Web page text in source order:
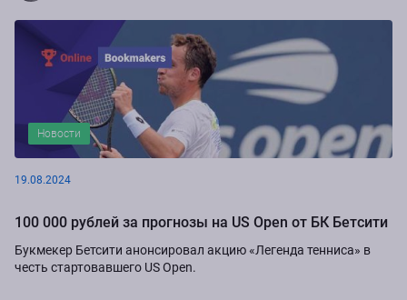
Новости
19.08.2024
100 000 рублей за прогнозы на US Open от БК Бетсити
Букмекер Бетсити анонсировал акцию «Легенда тенниса» в
честь стартовавшего US Open.